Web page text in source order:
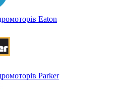
Eaton
Parker